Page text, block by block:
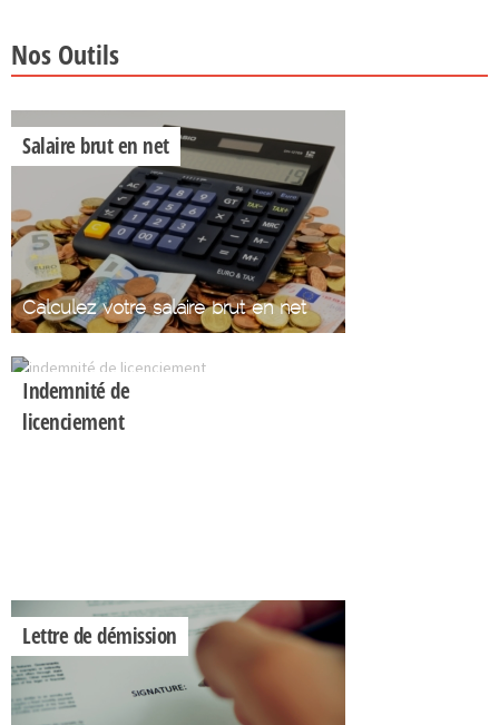
Nos Outils
Salaire brut en net
Calculez votre salaire brut en net
Indemnité de
licenciement
Lettre de démission